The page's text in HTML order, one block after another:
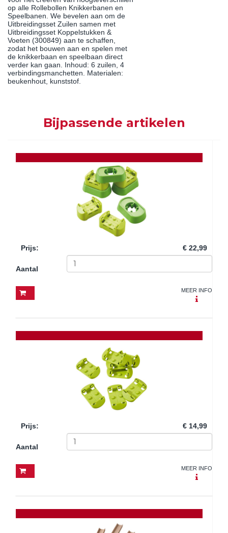
op alle Rollebollen Knikkerbanen en
Speelbanen. We bevelen aan om de
Uitbreidingsset Zuilen samen met
Uitbreidingsset Koppelstukken &
Voeten (300849) aan te schaffen,
zodat het bouwen aan en spelen met
de knikkerbaan en speelbaan direct
verder kan gaan. Inhoud: 6 zuilen, 4
verbindingsmanchetten. Materialen:
beukenhout, kunststof.
Bijpassende artikelen
Prijs: € 22,99
Aantal
MEER INFO
Prijs: € 14,99
Aantal
MEER INFO